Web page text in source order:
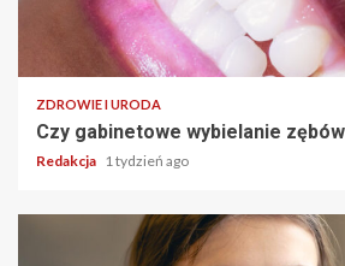
ZDROWIE I URODA
Czy gabinetowe wybielanie
Redakcja 1 tydzień ago